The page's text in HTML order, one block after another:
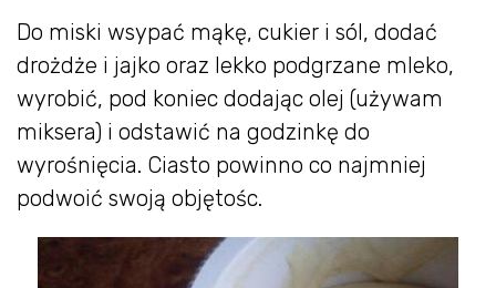
Do miski wsypać mąkę, cukier i sól, dodać
drożdże i jajko oraz lekko podgrzane mleko,
wyrobić, pod koniec dodając olej (używam
miksera) i odstawić na godzinkę do
wyrośnięcia. Ciasto powinno co najmniej
podwoić swoją objętośc.